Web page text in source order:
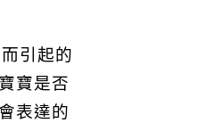
引起的
寶是否
表達的